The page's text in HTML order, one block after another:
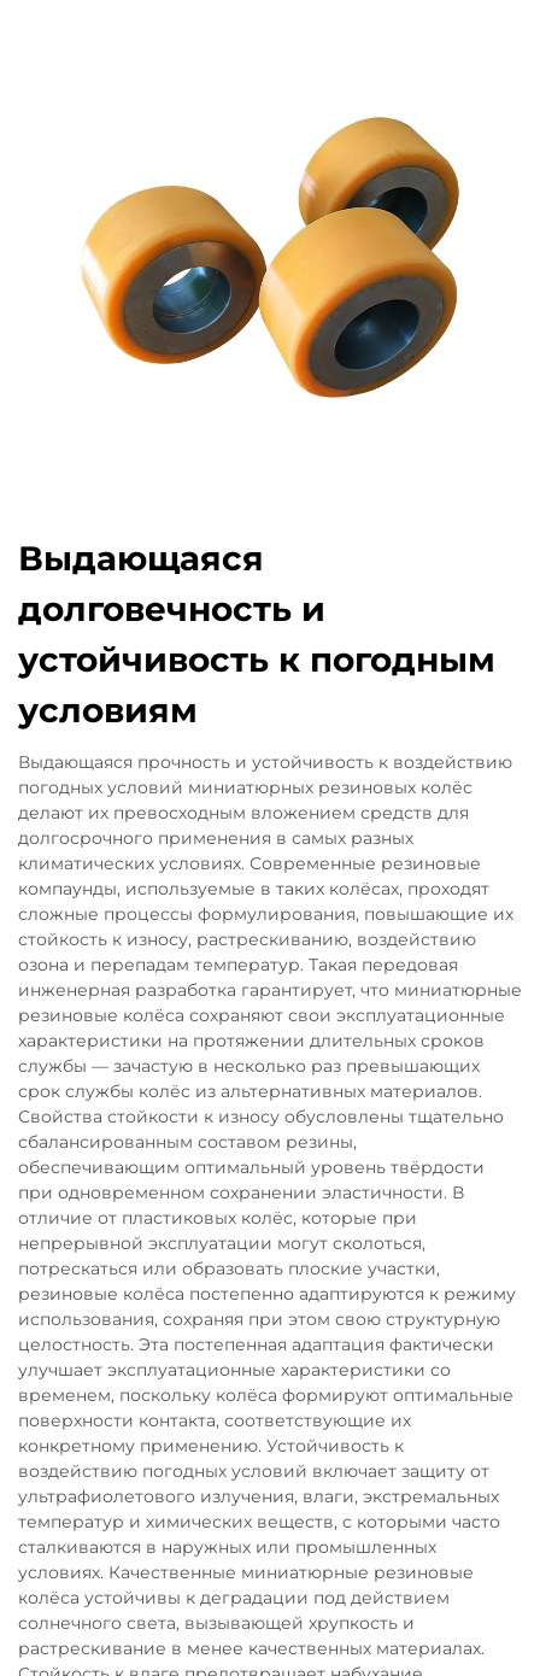
Выдающаяся
долговечность и
устойчивость к погодным
условиям
Выдающаяся прочность и устойчивость к воздействию
погодных условий миниатюрных резиновых колёс
делают их превосходным вложением средств для
долгосрочного применения в самых разных
климатических условиях. Современные резиновые
компаунды, используемые в таких колёсах, проходят
сложные процессы формулирования, повышающие их
стойкость к износу, растрескиванию, воздействию
озона и перепадам температур. Такая передовая
инженерная разработка гарантирует, что миниатюрные
резиновые колёса сохраняют свои эксплуатационные
характеристики на протяжении длительных сроков
службы — зачастую в несколько раз превышающих
срок службы колёс из альтернативных материалов.
Свойства стойкости к износу обусловлены тщательно
сбалансированным составом резины,
обеспечивающим оптимальный уровень твёрдости
при одновременном сохранении эластичности. В
отличие от пластиковых колёс, которые при
непрерывной эксплуатации могут сколоться,
потрескаться или образовать плоские участки,
резиновые колёса постепенно адаптируются к режиму
использования, сохраняя при этом свою структурную
целостность. Эта постепенная адаптация фактически
улучшает эксплуатационные характеристики со
временем, поскольку колёса формируют оптимальные
поверхности контакта, соответствующие их
конкретному применению. Устойчивость к
воздействию погодных условий включает защиту от
ультрафиолетового излучения, влаги, экстремальных
температур и химических веществ, с которыми часто
сталкиваются в наружных или промышленных
условиях. Качественные миниатюрные резиновые
колёса устойчивы к деградации под действием
солнечного света, вызывающей хрупкость и
растрескивание в менее качественных материалах.